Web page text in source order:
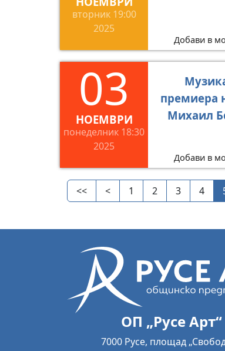
вторник 19:00
2025
Добави в
03
НОЕМВРИ
понеделник 18:30
2025
премиера
Михаил
Добави в
<< < 1 2 3 4
ОП „Русе Арт“
7000 Русе, площад